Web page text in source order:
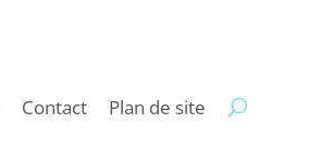
Contact Plan de site